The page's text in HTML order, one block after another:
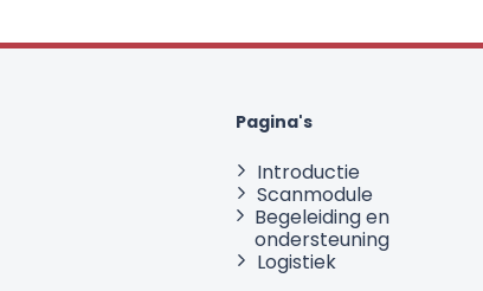
Pagina's
Introductie
Scanmodule
Begeleiding en
ondersteuning
Logistiek